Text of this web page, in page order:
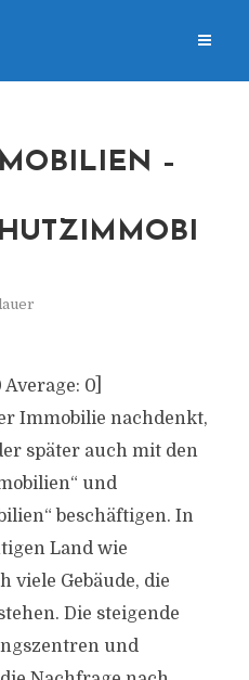
–
Average: 0]
Immobilie nachdenkt,
später auch mit den
und
beschäftigen. In
Land wie
viele Gebäude, die
Die steigende
und